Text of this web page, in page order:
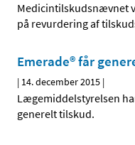
Medicintilskudsnævnet
på revurdering af
Emerade® får
| 14. december 2015 |
Lægemiddelstyrelsen
generelt tilskud.